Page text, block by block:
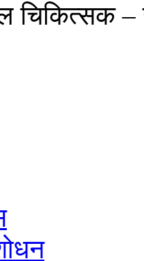
चिकित्सक –